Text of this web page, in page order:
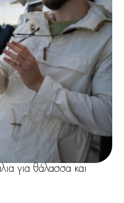
για θάλασσα και